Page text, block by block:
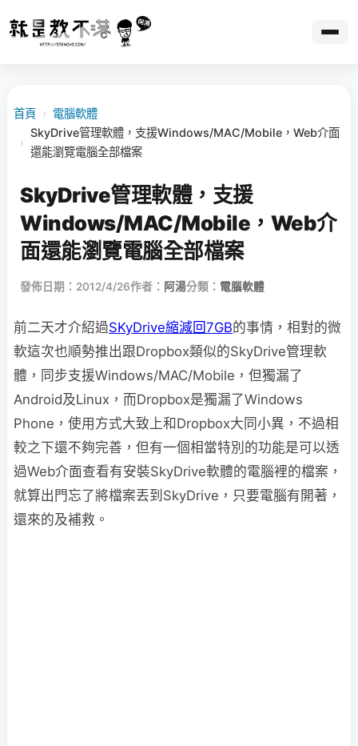
首頁 › 電腦軟體
›
SkyDrive管理軟體，支援Windows/MAC/Mobile，Web介面
還能瀏覽電腦全部檔案
SkyDrive管理軟體，支援
Windows/MAC/Mobile，Web介
面還能瀏覽電腦全部檔案
發佈日期：2012/4/26作者： 阿湯分類： 電腦軟體
前二天才介紹過SKyDrive縮減回7GB的事情，相對的微
軟這次也順勢推出跟Dropbox類似的SkyDrive管理軟
體，同步支援Windows/MAC/Mobile，但獨漏了
Android及Linux，而Dropbox是獨漏了Windows
Phone，使用方式大致上和Dropbox大同小異，不過相
較之下還不夠完善，但有一個相當特別的功能是可以透
過Web介面查看有安裝SkyDrive軟體的電腦裡的檔案，
就算出門忘了將檔案丟到SkyDrive，只要電腦有開著，
還來的及補救。